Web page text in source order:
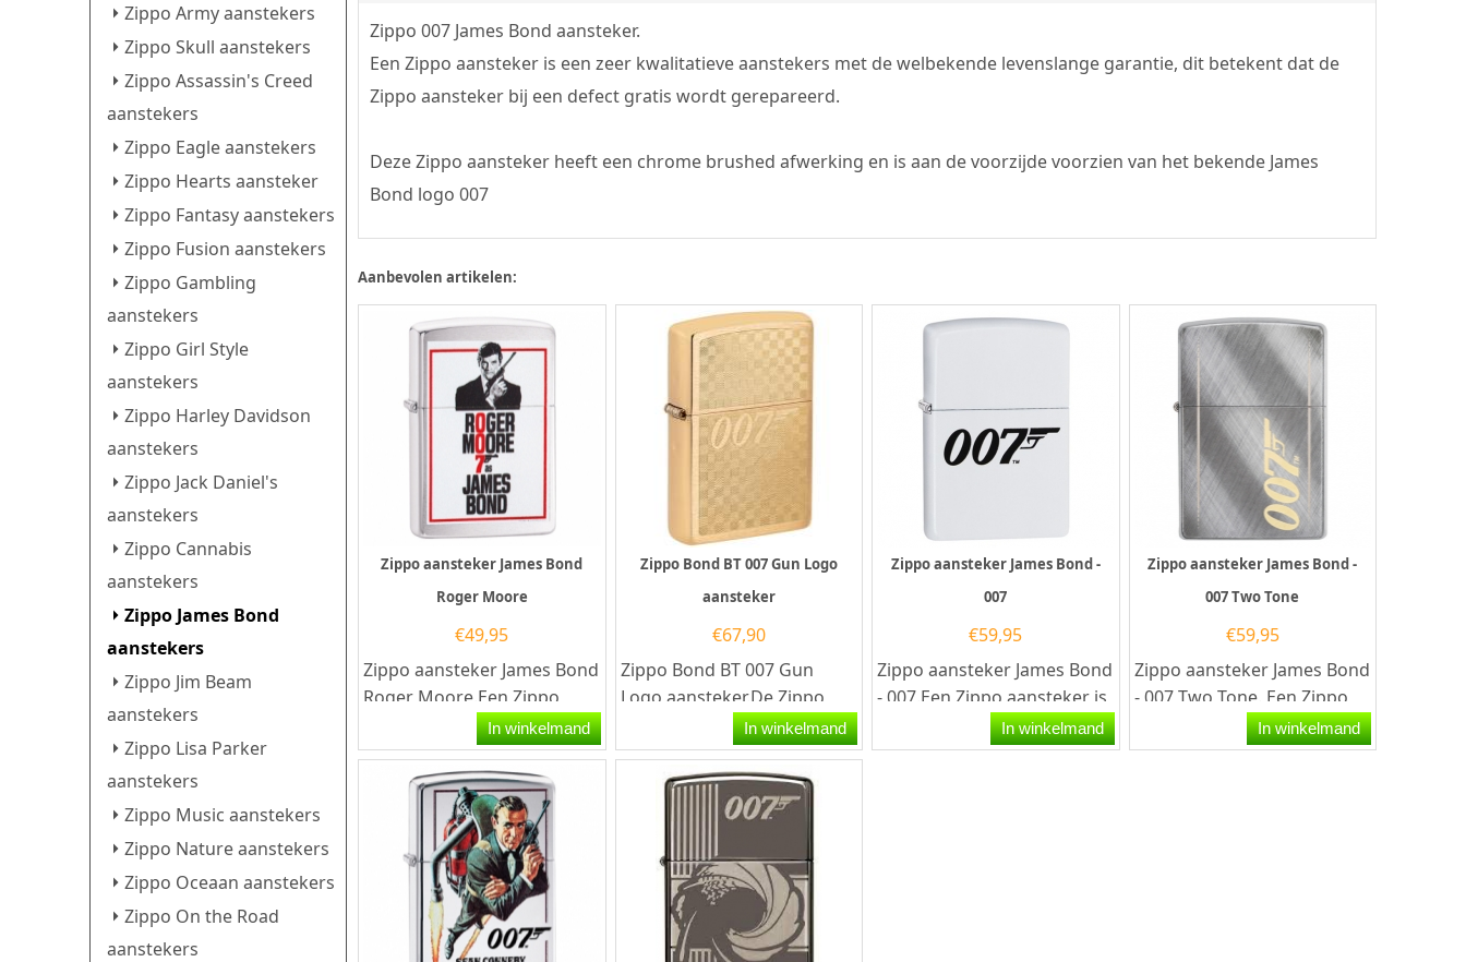
Zippo Army aanstekers
Zippo Skull aanstekers
Zippo Assassin's Creed
aanstekers
Zippo Eagle aanstekers
Zippo Hearts aansteker
Zippo Fantasy aanstekers
Zippo Fusion aanstekers
Zippo Gambling
aanstekers
Zippo Girl Style
aanstekers
Zippo Harley Davidson
aanstekers
Zippo Jack Daniel's
aanstekers
Zippo Cannabis
aanstekers
Zippo James Bond
aanstekers
Zippo Jim Beam
aanstekers
Zippo Lisa Parker
aanstekers
Zippo Music aanstekers
Zippo Nature aanstekers
Zippo Oceaan aanstekers
Zippo On the Road
aanstekers
Zippo 007 James Bond aansteker.
Een Zippo aansteker is een zeer kwalitatieve aanstekers met de welbekende levenslange garantie, dit betekent dat de
Zippo aansteker bij een defect gratis wordt gerepareerd.
Deze Zippo aansteker heeft een chrome brushed afwerking en is aan de voorzijde voorzien van het bekende James
Bond logo 007
Aanbevolen artikelen:
Zippo aansteker James Bond
Roger Moore
€49,95
Zippo aansteker James Bond
Roger Moore.Een Zippo
aansteker is een kwalitatief
goede aansteker met...
In winkelmand
Zippo Bond BT 007 Gun Logo
aansteker
€67,90
Zippo Bond BT 007 Gun
Logo aansteker.De Zippo
Bond BT 007 Gun Logo
aansteker heeft een
geborsteld...
In winkelmand
Zippo aansteker James Bond -
007
€59,95
Zippo aansteker James Bond
- 007.Een Zippo aansteker is
een kwalitatief goede
aansteker met de...
In winkelmand
Zippo aansteker James Bond -
007 Two Tone
€59,95
Zippo aansteker James Bond
- 007 Two Tone. Een Zippo
aansteker is een kwalitatief
goede aansteker...
In winkelmand